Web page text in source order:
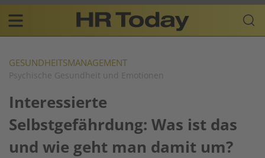
Skip
content
Plattform
für
Resources
navigation
DE
GESUNDHEITSMANAGEMENT
Psychische Gesundheit und Emotionen
Interessierte
Selbstgefährdung: Was ist das
und wie geht man damit um?